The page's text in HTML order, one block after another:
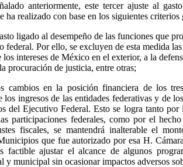
anteriormente, este tercer ajuste al
ha realizado con base en los siguientes criterios
ligado al desempeño de las funciones que
federal. Por ello, se excluyen de esta medida
intereses de México en el exterior, a la
procuración de justicia, entre otras;
cambios en la posición financiera de los
los ingresos de las entidades federativas y de
del Ejecutivo Federal. Esto se logra tanto
participaciones federales, como por el
fiscales, se mantendrá inalterable el
que fue autorizado por esa H.
factible ajustar el alcance de algunos
y municipal sin ocasionar impactos adversos